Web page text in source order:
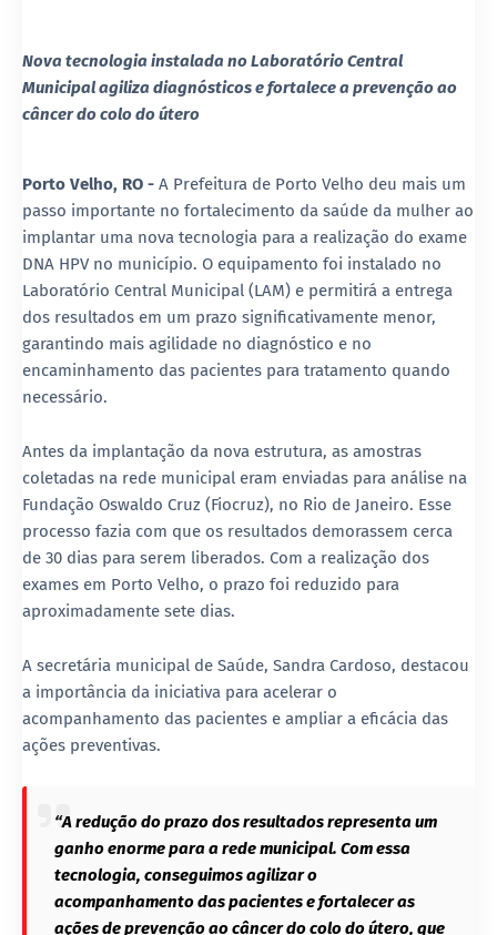
Nova tecnologia instalada no Laboratório Central
Municipal agiliza diagnósticos e fortalece a prevenção ao
câncer do colo do útero
Porto Velho, RO - A Prefeitura de Porto Velho deu mais um
passo importante no fortalecimento da saúde da mulher ao
implantar uma nova tecnologia para a realização do exame
DNA HPV no município. O equipamento foi instalado no
Laboratório Central Municipal (LAM) e permitirá a entrega
dos resultados em um prazo significativamente menor,
garantindo mais agilidade no diagnóstico e no
encaminhamento das pacientes para tratamento quando
necessário.
Antes da implantação da nova estrutura, as amostras
coletadas na rede municipal eram enviadas para análise na
Fundação Oswaldo Cruz (Fiocruz), no Rio de Janeiro. Esse
processo fazia com que os resultados demorassem cerca
de 30 dias para serem liberados. Com a realização dos
exames em Porto Velho, o prazo foi reduzido para
aproximadamente sete dias.
A secretária municipal de Saúde, Sandra Cardoso, destacou
a importância da iniciativa para acelerar o
acompanhamento das pacientes e ampliar a eficácia das
ações preventivas.
“A redução do prazo dos resultados representa um
ganho enorme para a rede municipal. Com essa
tecnologia, conseguimos agilizar o
acompanhamento das pacientes e fortalecer as
ações de prevenção ao câncer do colo do útero, que